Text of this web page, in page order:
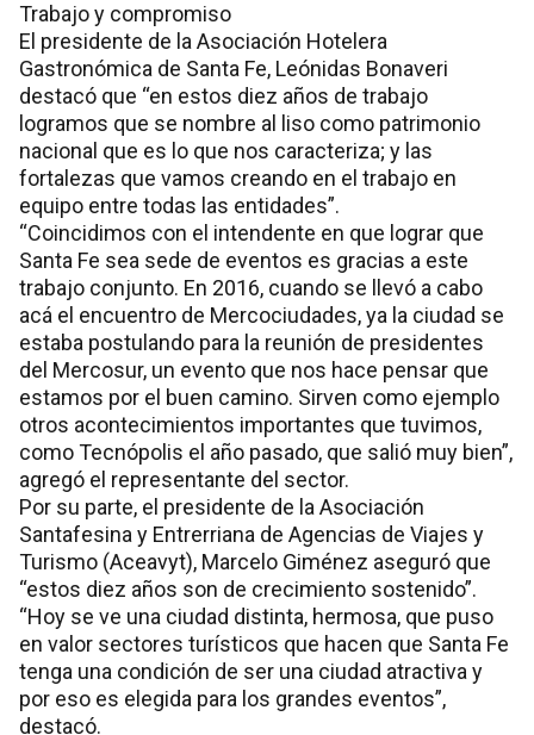
Trabajo y compromiso
El presidente de la Asociación Hotelera
Gastronómica de Santa Fe, Leónidas Bonaveri
destacó que “en estos diez años de trabajo
logramos que se nombre al liso como patrimonio
nacional que es lo que nos caracteriza; y las
fortalezas que vamos creando en el trabajo en
equipo entre todas las entidades”.
“Coincidimos con el intendente en que lograr que
Santa Fe sea sede de eventos es gracias a este
trabajo conjunto. En 2016, cuando se llevó a cabo
acá el encuentro de Mercociudades, ya la ciudad se
estaba postulando para la reunión de presidentes
del Mercosur, un evento que nos hace pensar que
estamos por el buen camino. Sirven como ejemplo
otros acontecimientos importantes que tuvimos,
como Tecnópolis el año pasado, que salió muy bien”,
agregó el representante del sector.
Por su parte, el presidente de la Asociación
Santafesina y Entrerriana de Agencias de Viajes y
Turismo (Aceavyt), Marcelo Giménez aseguró que
“estos diez años son de crecimiento sostenido”.
“Hoy se ve una ciudad distinta, hermosa, que puso
en valor sectores turísticos que hacen que Santa Fe
tenga una condición de ser una ciudad atractiva y
por eso es elegida para los grandes eventos”,
destacó.